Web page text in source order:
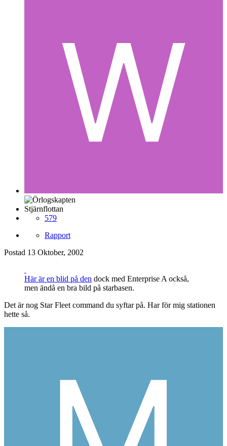
Stjärnflottan
579
Rapport
Postad 13 Oktober, 2002
Här är en blid på den dock med Enterprise A också,
men ändå en bra bild på starbasen.
Det är nog Star Fleet command du syftar på. Har för mig stationen
hette så.